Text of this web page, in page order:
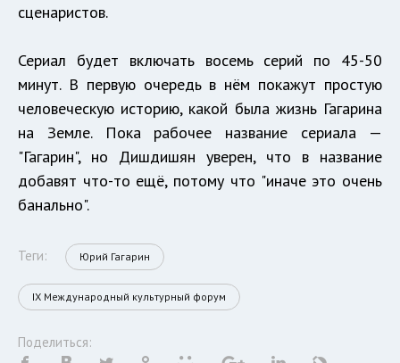
сценаристов.
Сериал будет включать восемь серий по 45-50
минут. В первую очередь в нём покажут простую
человеческую историю, какой была жизнь Гагарина
на Земле. Пока рабочее название сериала —
"Гагарин", но Дишдишян уверен, что в название
добавят что-то ещё, потому что "иначе это очень
банально".
Теги: Юрий Гагарин
IX Международный культурный форум
Поделиться: